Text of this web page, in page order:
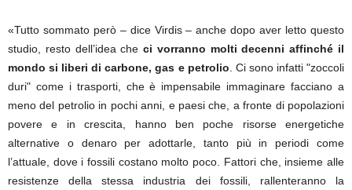
«Tutto sommato però – dice Virdis – anche dopo aver letto questo
studio, resto dell’idea che ci vorranno molti decenni affinché il
mondo si liberi di carbone, gas e petrolio . Ci sono infatti "zoccoli
duri" come i trasporti, che è impensabile immaginare facciano a
meno del petrolio in pochi anni, e paesi che, a fronte di popolazioni
povere e in crescita, hanno ben poche risorse energetiche
alternative o denaro per adottarle, tanto più in periodi come
l’attuale, dove i fossili costano molto poco. Fattori che, insieme alle
resistenze della stessa industria dei fossili, rallenteranno la